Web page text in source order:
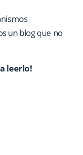
un blog que no
leerlo!